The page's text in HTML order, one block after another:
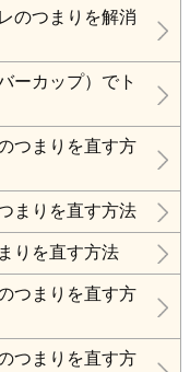
のつまりを解消
ーカップ）でト
つまりを直す方
まりを直す方法
りを直す方法
つまりを直す方
つまりを直す方